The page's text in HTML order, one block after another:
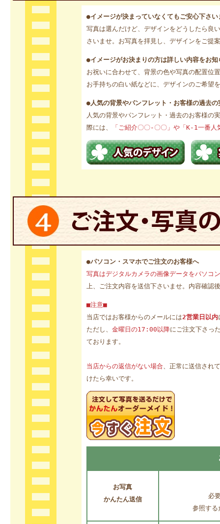
●イメージが決まっていなくてもご安心下さい
写真は選んだけど、デザインをどうしたら良
さいませ。お写真を拝見し、デザインをご提
●イメージがお決まりの方は詳しい内容をお
お祝いに合わせて、背景の色や写真の配置位
お手持ちの白い紙などに、デザインのご希望
●人気の背景やパンフレット・お客様の過去
人気の背景やパンフレット・過去のお客様の
際には、
「ご紹介〇〇-〇〇」や「K-1一番
●パソコン・スマホでご注文のお客様へ
写真はデジタルカメラの画像データをパソコ
上、ご注文内容を送信下さいませ。内容確認
■注意■
当店ではお客様からのメールには2営業日以内
ただし、 金曜日の17:00以降にご注文下さっ
ております。
当店からの返信がない場合、正常に送信され
けたら幸いです。
お写真
かんたん送信
必
参照する